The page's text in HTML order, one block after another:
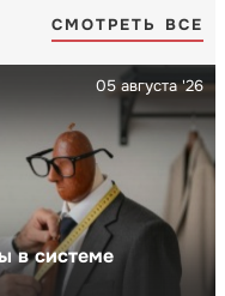
СМОТРЕТЬ ВСЕ
в системе
05 августа '26